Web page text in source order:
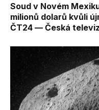
Soud v Novém
milionů dolarů kvůli
ČT24 — Česká